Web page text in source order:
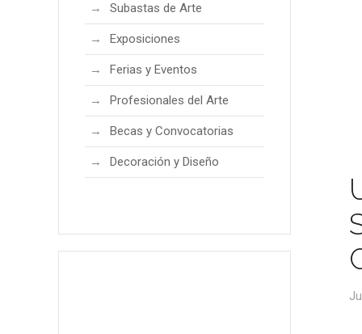
Subastas de Arte
Exposiciones
Ferias y Eventos
Profesionales del Arte
Becas y Convocatorias
Decoración y Diseño